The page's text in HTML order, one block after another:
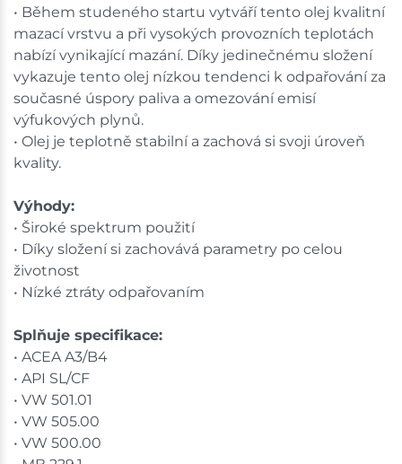
• Během studeného startu vytváří tento olej kvalitní
mazací vrstvu a při vysokých provozních teplotách
nabízí vynikající mazání. Díky jedinečnému složení
vykazuje tento olej nízkou tendenci k odpařování za
současné úspory paliva a omezování emisí
výfukových plynů.
• Olej je teplotně stabilní a zachová si svoji úroveň
kvality.
Výhody:
• Široké spektrum použití
• Díky složení si zachovává parametry po celou
životnost
• Nízké ztráty odpařovaním
Splňuje specifikace:
• ACEA A3/B4
• API SL/CF
• VW 501.01
• VW 505.00
• VW 500.00